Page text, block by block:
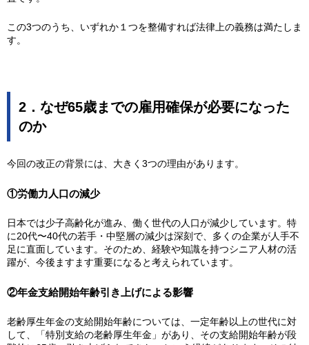
この3つのうち、いずれか１つを整備すれば法律上の義務は満たしま
す。
2．なぜ65歳までの雇用確保が必要になった
のか
今回の改正の背景には、大きく3つの理由があります。
①労働力人口の減少
日本では少子高齢化が進み、働く世代の人口が減少しています。特
に20代〜40代の若手・中堅層の減少は深刻で、多くの企業が人手不
足に直面しています。そのため、経験や知識を持つシニア人材の活
躍が、今後ますます重要になると考えられています。
②年金支給開始年齢引き上げによる影響
老齢厚生年金の支給開始年齢については、一定年齢以上の世代に対
して、「特別支給の老齢厚生年金」があり、その支給開始年齢が段